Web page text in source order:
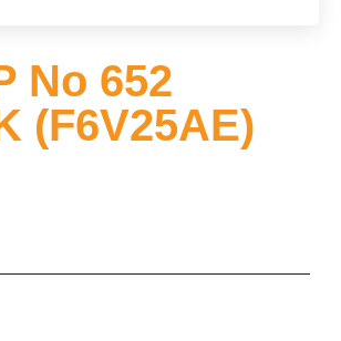
No 652
(F6V25AE)